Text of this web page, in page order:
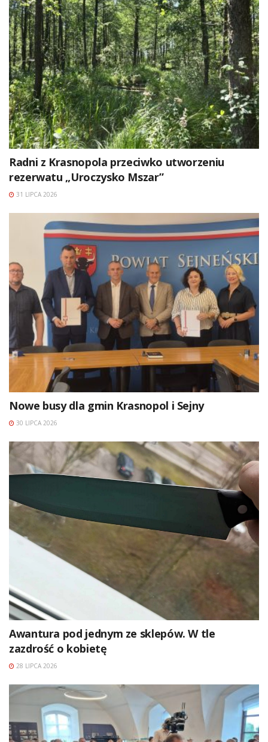
Radni z Krasnopola przeciwko utworzeniu
rezerwatu „Uroczysko Mszar”
31 LIPCA 2026
Nowe busy dla gmin Krasnopol i Sejny
30 LIPCA 2026
Awantura pod jednym ze sklepów. W tle
zazdrość o kobietę
28 LIPCA 2026